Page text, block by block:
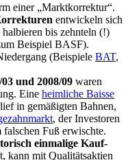
einer „Marktkorrektur“.
entwickeln sich
bis zehnteln (!)
Beispiel BASF).
(Beispiele BAT,
und 2008/09 waren
Eine heimliche Baisse
in gemäßigten Bahnen,
, der Investoren
Fuß erwischte.
einmalige Kauf­
kann mit Qualitäts­aktien